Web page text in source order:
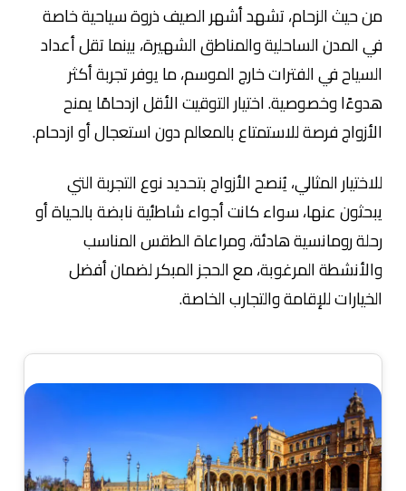
من حيث الزحام، تشهد أشهر الصيف ذروة سياحية خاصة
في المدن الساحلية والمناطق الشهيرة، بينما تقل أعداد
السياح في الفترات خارج الموسم، ما يوفر تجربة أكثر
هدوءًا وخصوصية. اختيار التوقيت الأقل ازدحامًا يمنح
الأزواج فرصة للاستمتاع بالمعالم دون استعجال أو ازدحام.
للاختيار المثالي، يُنصح الأزواج بتحديد نوع التجربة التي
يبحثون عنها، سواء كانت أجواء شاطئية نابضة بالحياة أو
رحلة رومانسية هادئة، ومراعاة الطقس المناسب
والأنشطة المرغوبة، مع الحجز المبكر لضمان أفضل
الخيارات للإقامة والتجارب الخاصة.